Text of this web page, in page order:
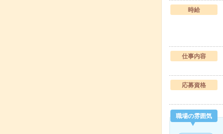
時給
仕事内容
応募資格
職場の雰囲気